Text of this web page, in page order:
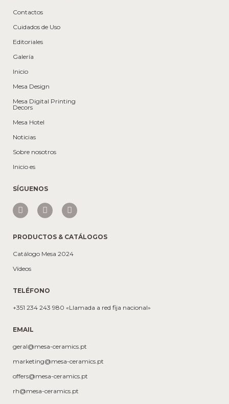
Contactos
Cuidados de Uso
Editoriales
Galería
Inicio
Mesa Design
Mesa Digital Printing
Decors
Mesa Hotel
Noticias
Sobre nosotros
Inicio es
SÍGUENOS
PRODUCTOS & CATÁLOGOS
Catálogo Mesa 2024
Vídeos
TELÉFONO
+351 234 243 980 «Llamada a red fija nacional»
EMAIL
geral@mesa-ceramics.pt
marketing@mesa-ceramics.pt
offers@mesa-ceramics.pt
rh@mesa-ceramics.pt